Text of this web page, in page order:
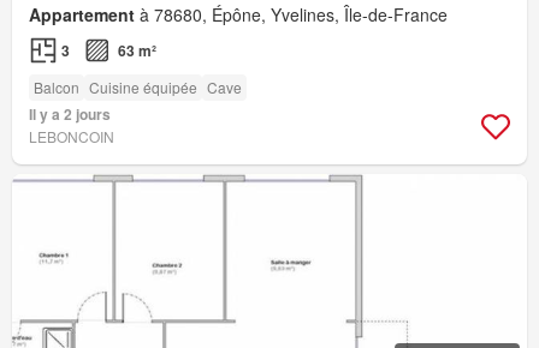
Appartement à 78680, Épône, Yvelines, Île-de-France
3 63 m²
Balcon Cuisine équipée Cave
Il y a 2 jours
LEBONCOIN